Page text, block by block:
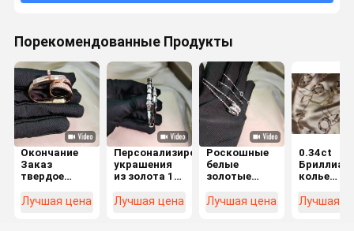
Порекомендованные Продукты
Окончание
Заказ
твердое
ювелирные
Лучшая цена
Персонализированные
украшения
из золота 18
Высококлассная
Лучшая цена
Роскошные
белые
золотые
изделия
Лучшая цена
0.34ct
колье
паве из
Лучшая